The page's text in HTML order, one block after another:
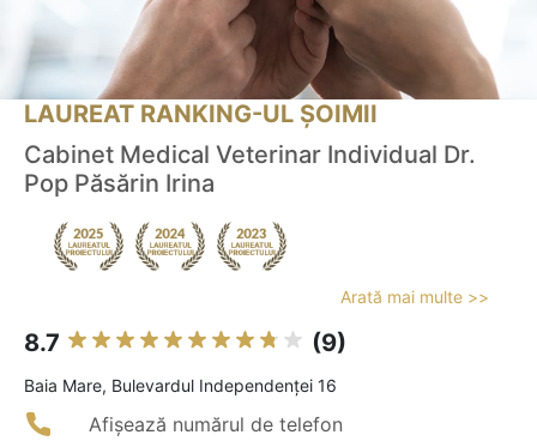
LAUREAT RANKING-UL ȘOIMII
Cabinet Medical Veterinar Individual Dr.
Pop Păsărin Irina
Arată mai multe >>
8.7 (9)
Baia Mare, Bulevardul Independenței 16
Afișează numărul de telefon